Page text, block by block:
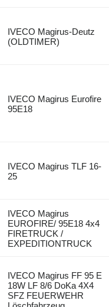
IVECO Magirus-Deutz
(OLDTIMER)
IVECO Magirus Eurofire
95E18
IVECO Magirus TLF 16-
25
IVECO Magirus
EUROFIRE/ 95E18 4x4
FIRETRUCK /
EXPEDITIONTRUCK
IVECO Magirus FF 95 E
18W LF 8/6 DoKa 4X4
SFZ FEUERWEHR